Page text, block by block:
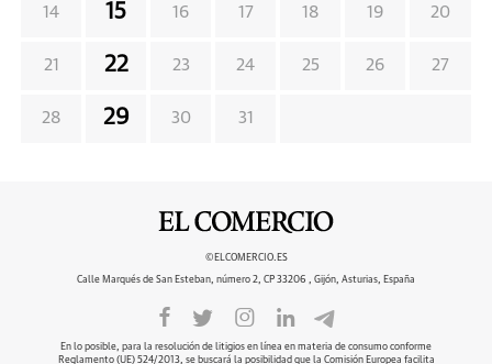
14 15 16 17 18 19 20
21 22 23 24 25 26 27
28 29 30 31
©ELCOMERCIO.ES
Calle Marqués de San Esteban, número 2, CP 33206 , Gijón, Asturias, España
En lo posible, para la resolución de litigios en línea en materia de consumo conforme
Reglamento (UE) 524/2013, se buscará la posibilidad que la Comisión Europea facilita